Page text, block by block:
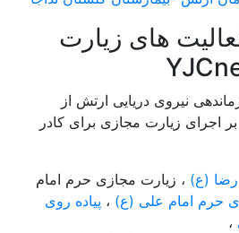
های زیارت
نیروی دریایی ارتش از
بر اجرای زیارت مجازی برای کادر
رضا (ع) ، زیارت مجازی حرم امام
حرم امام علی (ع) ، پیاده روی
،